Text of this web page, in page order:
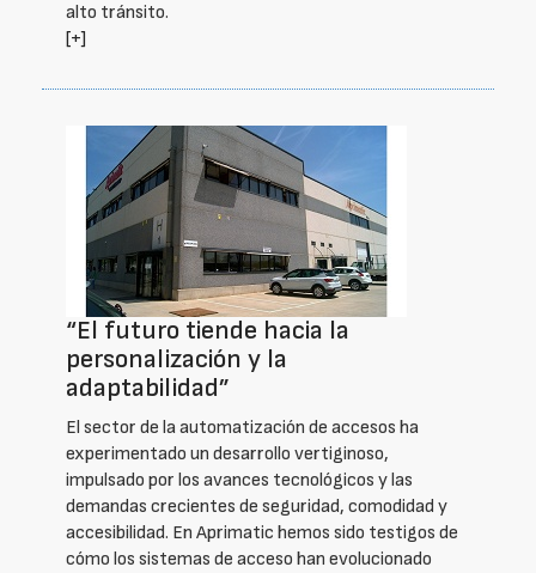
alto tránsito.
[+]
“El futuro tiende hacia la
personalización y la
adaptabilidad”
El sector de la automatización de accesos ha
experimentado un desarrollo vertiginoso,
impulsado por los avances tecnológicos y las
demandas crecientes de seguridad, comodidad y
accesibilidad. En Aprimatic hemos sido testigos de
cómo los sistemas de acceso han evolucionado